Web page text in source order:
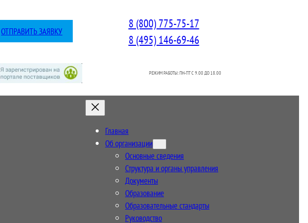
ОТПРАВИТЬ ЗАЯВКУ
8 (800) 775-75-17
8 (495) 146-69-46
РЕЖИМ РАБОТЫ: ПН-ПТ C 9.00 ДО 18.00
Главная
Об организации
Основные сведения
Структура и органы управления
Документы
Образование
Образовательные стандарты
Руководство